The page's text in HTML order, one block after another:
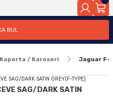
BUL
Kaporta / Karoseri Jaguar F-
SAG/DARK SATIN